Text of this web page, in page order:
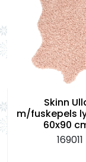
Skinn
m/fuskepels
60x90
169011